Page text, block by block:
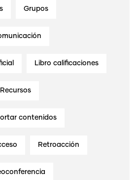
Grupos
Libro calificaciones
Recursos
contenidos
Retroacción